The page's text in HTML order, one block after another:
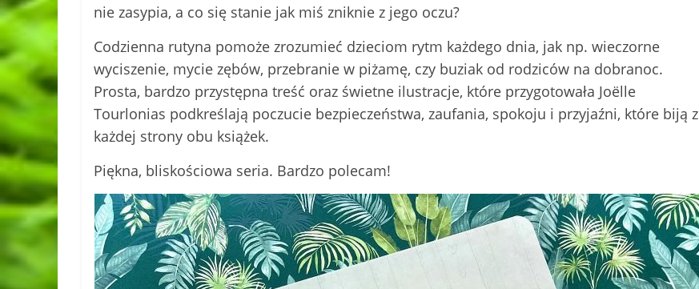
nie zasypia, a co się stanie jak miś zniknie z jego oczu?
Codzienna rutyna pomoże zrozumieć dzieciom rytm każdego dnia, jak np. wieczorne
wyciszenie, mycie zębów, przebranie w piżamę, czy buziak od rodziców na dobranoc.
Prosta, bardzo przystępna treść oraz świetne ilustracje, które przygotowała Joëlle
Tourlonias podkreślają poczucie bezpieczeństwa, zaufania, spokoju i przyjaźni, które biją z
każdej strony obu książek.
Piękna, bliskościowa seria. Bardzo polecam!